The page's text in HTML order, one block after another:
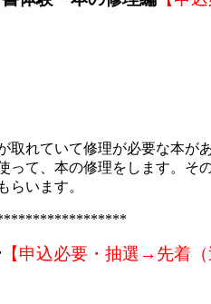
れていて修理が必要な本があ
って、本の修理をします。そ
らいます。
【申込必要・抽選→先着（